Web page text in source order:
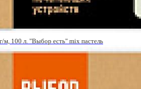
м, 100 л. "Выбор есть" mix пастель